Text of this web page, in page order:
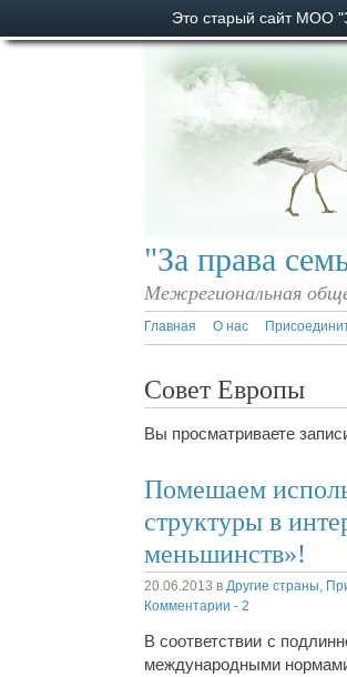
Это старый сайт МОО
"За права
Межрегиональная
Главная О нас
Совет Европы
Вы просматриваете
Помешаем
структуры в
меньшинств»!
20.06.2013 в Другие страны,
Комментарии - 2
В соответствии с
международными